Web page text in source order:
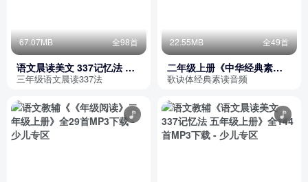
67.07MB 全98首
语文晨读美文 337记忆法 三
年级下册
三年级语文晨读337法
22.55MB 全49首
二年级上册《中华经典素读
范本 陈琴》
歌诀体经典素读音频